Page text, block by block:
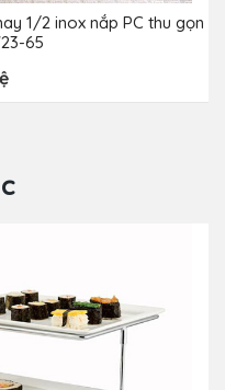
1/2 inox nắp PC thu gọn
65